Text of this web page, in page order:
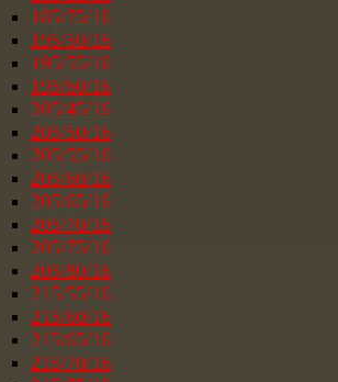
185/75/16
195/50/16
195/55/16
195/60/16
205/45/16
205/50/16
205/55/16
205/60/16
205/65/16
205/70/16
205/75/16
205/80/16
215/55/16
215/60/16
215/65/16
215/70/16